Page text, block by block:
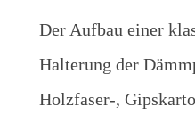
Der Aufbau einer
Halterung der
Holzfaser-,